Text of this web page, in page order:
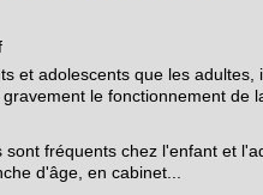
et adolescents que les adultes,
le fonctionnement de
fréquents chez l'enfant et
d'âge, en cabinet...